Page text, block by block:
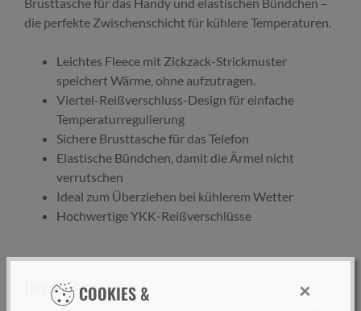
COOKIES &
×
die perfekte Zwischenschicht für kühlere Temperaturen.
Leichtes Fleece mit Zickzack-Strickmuster
speichert Wärme, ohne aufzutragen.
Viertel-Reißverschluss-Design für einfache
Temperaturregulierung
Sichere Brusttasche für das Telefon
Elastische Bündchen, damit die Ärmel nicht
verrutschen
Ideal zum Überziehen bei kühlerem Wetter
Hochwertige YKK-Reißverschlüsse
Hersteller: